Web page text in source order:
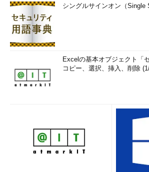
シングルサインオン（Single
Excelの基本オブジェクト「
コピー、選択、挿入、削除